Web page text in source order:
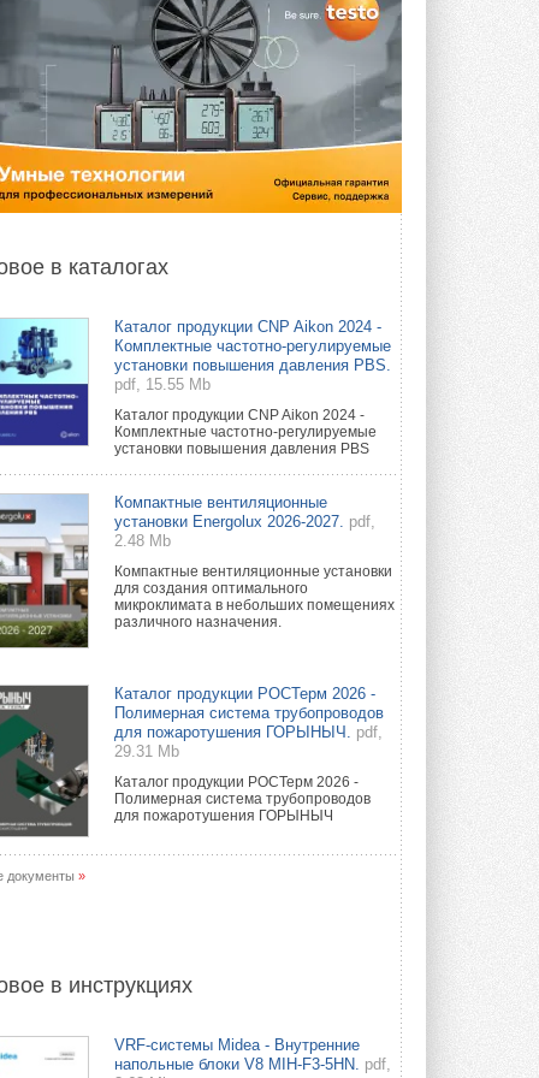
в каталогах
Каталог продукции CNP Aikon 2024 -
Комплектные частотно-регулируемые
установки повышения давления PBS.
pdf, 15.55 Mb
Каталог продукции CNP Aikon 2024 -
Комплектные частотно-регулируемые
установки повышения давления PBS
Компактные вентиляционные
установки Energolux 2026-2027. pdf,
2.48 Mb
Компактные вентиляционные установки
для создания оптимального
микроклимата в небольших помещениях
различного назначения.
Каталог продукции РОСТерм 2026 -
Полимерная система трубопроводов
для пожаротушения ГОРЫНЫЧ.
pdf,
29.31 Mb
Каталог продукции РОСТерм 2026 -
Полимерная система трубопроводов
для пожаротушения ГОРЫНЫЧ
документы »
в инструкциях
VRF-системы Midea - Внутренние
напольные блоки V8 MIH-F3-5HN. pdf,